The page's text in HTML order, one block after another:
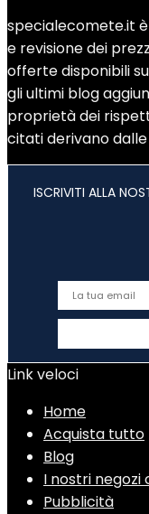
specialecomete.it
e revisione dei
offerte disponibili
gli ultimi blog
proprietà dei
citati derivano
ISCRIVITI ALLA
Link veloci
Home
Acquista tutto
Blog
I nostri negozi
Pubblicità